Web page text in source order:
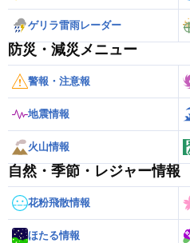
ゲリラ雷雨レーダー
防災・減災メニュー
警報・注意報
地震情報
火山情報
自然・季節・レジャー情報
花粉飛散情報
ほたる情報